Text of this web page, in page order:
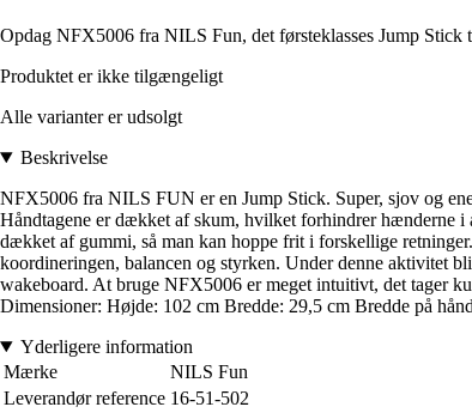
Opdag NFX5006 fra NILS Fun, det førsteklasses Jump
Produktet er ikke tilgængeligt
Alle varianter er udsolgt
Beskrivelse
NFX5006 fra NILS FUN er en Jump Stick. Super, sjov og
Håndtagene er dækket af skum, hvilket forhindrer hænderne i
dækket af gummi, så man kan hoppe frit i forskellige
koordineringen, balancen og styrken. Under denne aktivitet
wakeboard. At bruge NFX5006 er meget intuitivt, det tager
Dimensioner: Højde: 102 cm Bredde: 29,5 cm Bredde på
Yderligere information
Mærke
NILS Fun
Leverandør reference 16-51-502